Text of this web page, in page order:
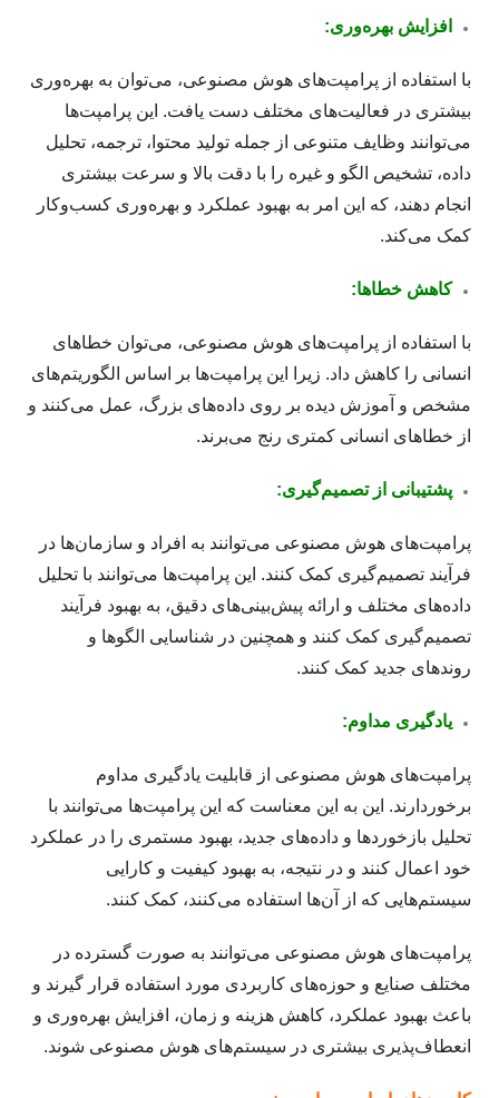
افزایش بهره‌وری:
با استفاده از پرامپت‌های هوش مصنوعی، می‌توان به بهره‌وری
بیشتری در فعالیت‌های مختلف دست یافت. این پرامپت‌ها
می‌توانند وظایف متنوعی از جمله تولید محتوا، ترجمه، تحلیل
داده، تشخیص الگو و غیره را با دقت بالا و سرعت بیشتری
انجام دهند، که این امر به بهبود عملکرد و بهره‌وری کسب‌وکار
کمک می‌کند.
کاهش خطاها:
با استفاده از پرامپت‌های هوش مصنوعی، می‌توان خطاهای
انسانی را کاهش داد. زیرا این پرامپت‌ها بر اساس الگوریتم‌های
مشخص و آموزش دیده بر روی داده‌های بزرگ، عمل می‌کنند و
از خطاهای انسانی کمتری رنج می‌برند.
پشتیبانی از تصمیم‌گیری:
پرامپت‌های هوش مصنوعی می‌توانند به افراد و سازمان‌ها در
فرآیند تصمیم‌گیری کمک کنند. این پرامپت‌ها می‌توانند با تحلیل
داده‌های مختلف و ارائه پیش‌بینی‌های دقیق، به بهبود فرآیند
تصمیم‌گیری کمک کنند و همچنین در شناسایی الگوها و
روندهای جدید کمک کنند.
یادگیری مداوم:
پرامپت‌های هوش مصنوعی از قابلیت یادگیری مداوم
برخوردارند. این به این معناست که این پرامپت‌ها می‌توانند با
تحلیل بازخوردها و داده‌های جدید، بهبود مستمری را در عملکرد
خود اعمال کنند و در نتیجه، به بهبود کیفیت و کارایی
سیستم‌هایی که از آن‌ها استفاده می‌کنند، کمک کنند.
پرامپت‌های هوش مصنوعی می‌توانند به صورت گسترده در
مختلف صنایع و حوزه‌های کاربردی مورد استفاده قرار گیرند و
باعث بهبود عملکرد، کاهش هزینه و زمان، افزایش بهره‌وری و
انعطاف‌پذیری بیشتری در سیستم‌های هوش مصنوعی شوند.